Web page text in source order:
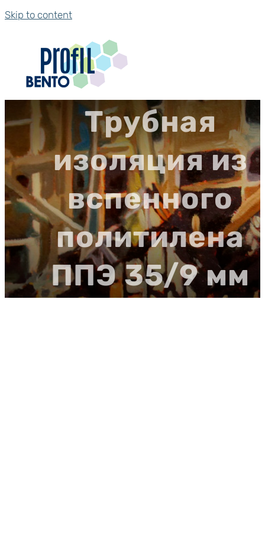
Skip to content
Трубная
изоляция из
вспенного
политилена
ППЭ 35/9 мм